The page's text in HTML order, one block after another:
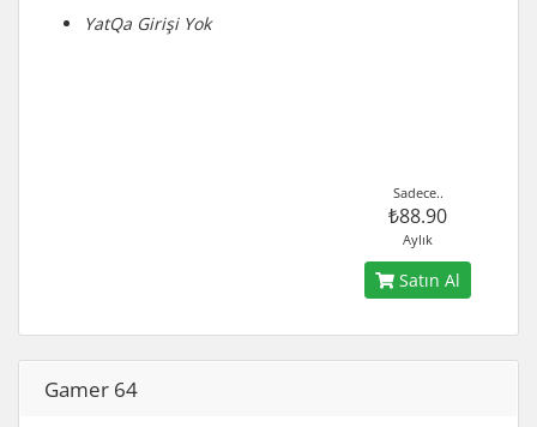
YatQa Girişi Yok
Sadece..
₺88.90
Aylık
Satın Al
Gamer 64